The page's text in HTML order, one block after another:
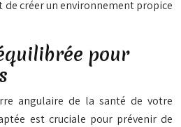
créer un environnement propice
pour
angulaire de la santé de votre
est cruciale pour prévenir de